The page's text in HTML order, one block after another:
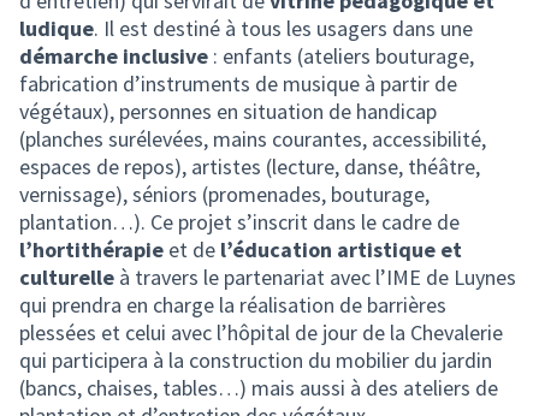
ludique. Il est destiné à tous les usagers dans une
démarche inclusive : enfants (ateliers bouturage,
fabrication d’instruments de musique à partir de
végétaux), personnes en situation de handicap
(planches surélevées, mains courantes, accessibilité,
espaces de repos), artistes (lecture, danse, théâtre,
vernissage), séniors (promenades, bouturage,
plantation…). Ce projet s’inscrit dans le cadre de
l’hortithérapie et de l’éducation artistique et
culturelle à travers le partenariat avec l’IME de Luynes
qui prendra en charge la réalisation de barrières
plessées et celui avec l’hôpital de jour de la Chevalerie
qui participera à la construction du mobilier du jardin
(bancs, chaises, tables…) mais aussi à des ateliers de